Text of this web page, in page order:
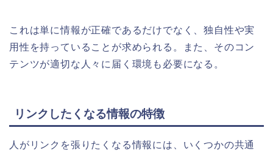
これは単に情報が正確であるだけでなく、独自性や実
用性を持っていることが求められる。また、そのコン
テンツが適切な人々に届く環境も必要になる。
リンクしたくなる情報の特徴
人がリンクを張りたくなる情報には、いくつかの共通